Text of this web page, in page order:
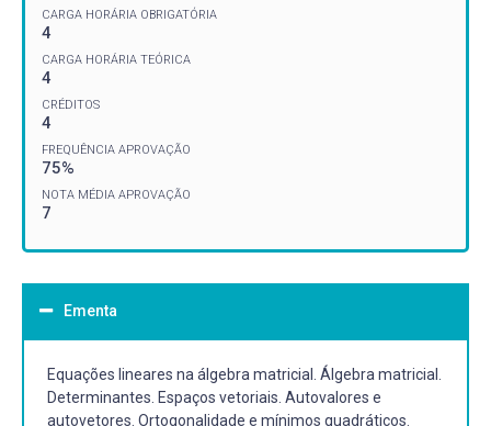
CARGA HORÁRIA OBRIGATÓRIA
4
CARGA HORÁRIA TEÓRICA
4
CRÉDITOS
4
FREQUÊNCIA APROVAÇÃO
75%
NOTA MÉDIA APROVAÇÃO
7
Ementa
Equações lineares na álgebra matricial. Álgebra matricial.
Determinantes. Espaços vetoriais. Autovalores e
autovetores. Ortogonalidade e mínimos quadráticos.